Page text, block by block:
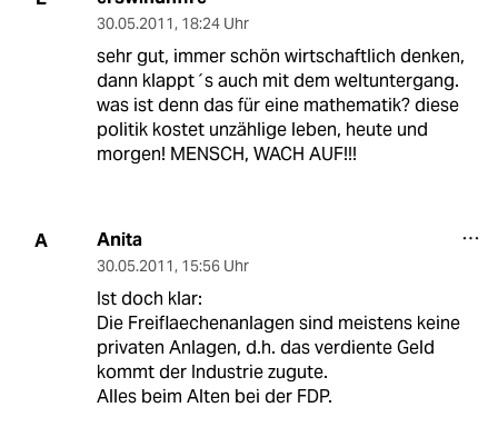
30.05.2011, 18:24 Uhr
sehr gut, immer schön wirtschaftlich denken,
dann klappt´s auch mit dem weltuntergang.
was ist denn das für eine mathematik? diese
politik kostet unzählige leben, heute und
morgen! MENSCH, WACH AUF!!!
A Anita
30.05.2011, 15:56 Uhr
Ist doch klar:
Die Freiflaechenanlagen sind meistens keine
privaten Anlagen, d.h. das verdiente Geld
kommt der Industrie zugute.
Alles beim Alten bei der FDP.